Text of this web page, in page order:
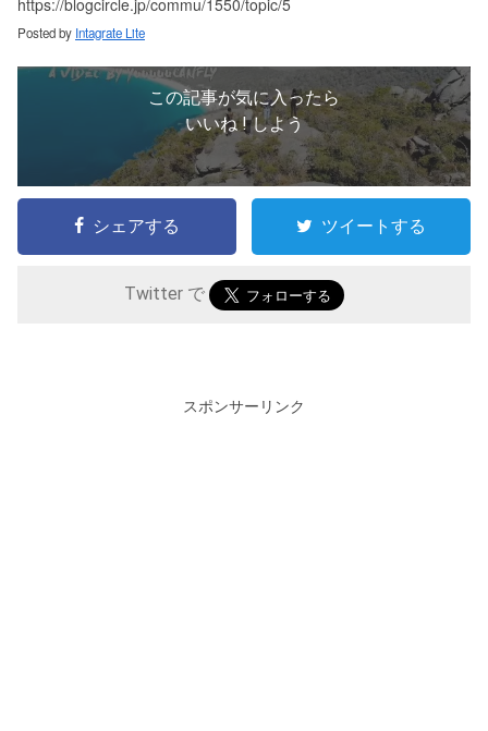
Posted by Intagrate Lite
この記事が気に入ったら
いいね ! しよう
シェアする ツイートする
Twitter で
スポンサーリンク